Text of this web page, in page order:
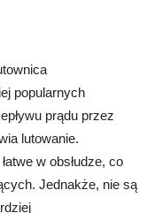
popularnych
prądu przez
lutowanie.
w obsłudze, co
Jednakże, nie są